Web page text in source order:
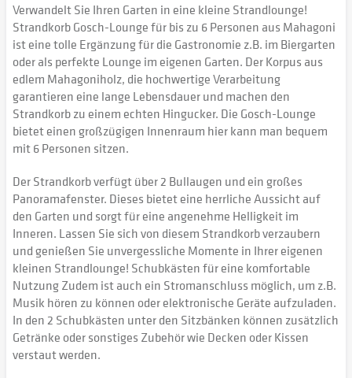
Verwandelt Sie Ihren Garten in eine kleine Strandlounge!
Strandkorb Gosch-Lounge für bis zu 6 Personen aus Mahagoni
ist eine tolle Ergänzung für die Gastronomie z.B. im Biergarten
oder als perfekte Lounge im eigenen Garten. Der Korpus aus
edlem Mahagoniholz, die hochwertige Verarbeitung
garantieren eine lange Lebensdauer und machen den
Strandkorb zu einem echten Hingucker. Die Gosch-Lounge
bietet einen großzügigen Innenraum hier kann man bequem
mit 6 Personen sitzen.
Der Strandkorb verfügt über 2 Bullaugen und ein großes
Panoramafenster. Dieses bietet eine herrliche Aussicht auf
den Garten und sorgt für eine angenehme Helligkeit im
Inneren. Lassen Sie sich von diesem Strandkorb verzaubern
und genießen Sie unvergessliche Momente in Ihrer eigenen
kleinen Strandlounge! Schubkästen für eine komfortable
Nutzung Zudem ist auch ein Stromanschluss möglich, um z.B.
Musik hören zu können oder elektronische Geräte aufzuladen.
In den 2 Schubkästen unter den Sitzbänken können zusätzlich
Getränke oder sonstiges Zubehör wie Decken oder Kissen
verstaut werden.